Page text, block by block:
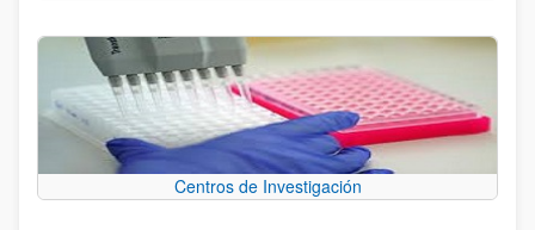
Centros de Investigación